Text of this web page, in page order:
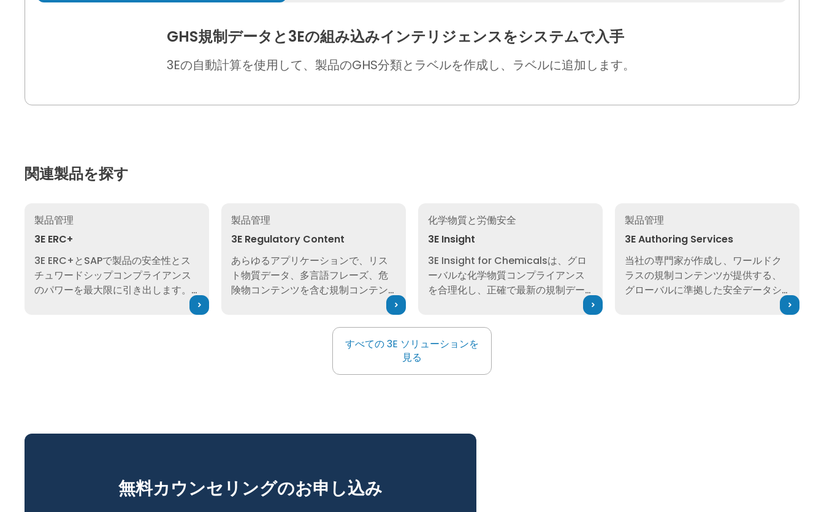
GHS規制データと3Eの組み込みインテリジェンスをシステムで入手
3Eの自動計算を使用して、製品のGHS分類とラベルを作成し、ラベルに追加します。
関連製品を探す
製品管理
3E ERC+
3E ERC+とSAPで製品の安全性とス
チュワードシップコンプライアンス
のパワーを最大限に引き出します。
SDSの作成と発行、市場および危険
製品管理
3E Regulatory Content
あらゆるアプリケーションで、リス
ト物質データ、多言語フレーズ、危
険物コンテンツを含む規制コンテン
ツへのシームレスなアクセスをユー
力なツールを使用して、コンプライ
化学物質と労働安全
3E Insight
3E Insight for Chemicalsは、グロ
ーバルな化学物質コンプライアンス
を合理化し、正確で最新の規制デー
タと分析結果を提供することで、リ
製品管理
3E Authoring Services
当社の専門家が作成し、ワールドク
ラスの規制コンテンツが提供する、
グローバルに準拠した安全データシ
ート（SDS）で、主要なグローバル
すべての 3E ソリューションを
見る
すべての 3E ソリューションを見る
無料カウンセリングのお申し込み